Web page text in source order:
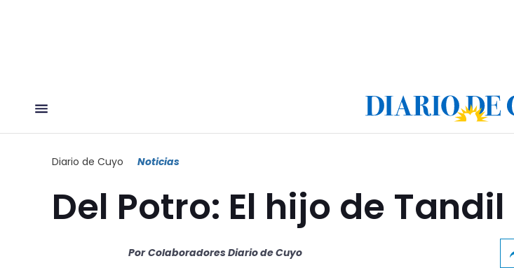
Diario de Cuyo Noticias
Del Potro: El hijo de Tandil
Por Colaboradores Diario de Cuyo